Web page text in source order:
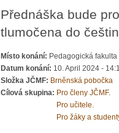
Přednáška bude
tlumočena do
Místo konání: Pedagogická
Datum konání: 10. April 2024 -
Složka JČMF: Brněnská pobočka
Cílová skupina: Pro členy JČMF.
Pro učitele.
Pro žáky a